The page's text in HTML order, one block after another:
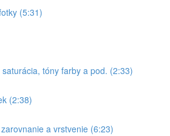
(5:31)
tóny farby a pod. (2:33)
(2:38)
a vrstvenie (6:23)